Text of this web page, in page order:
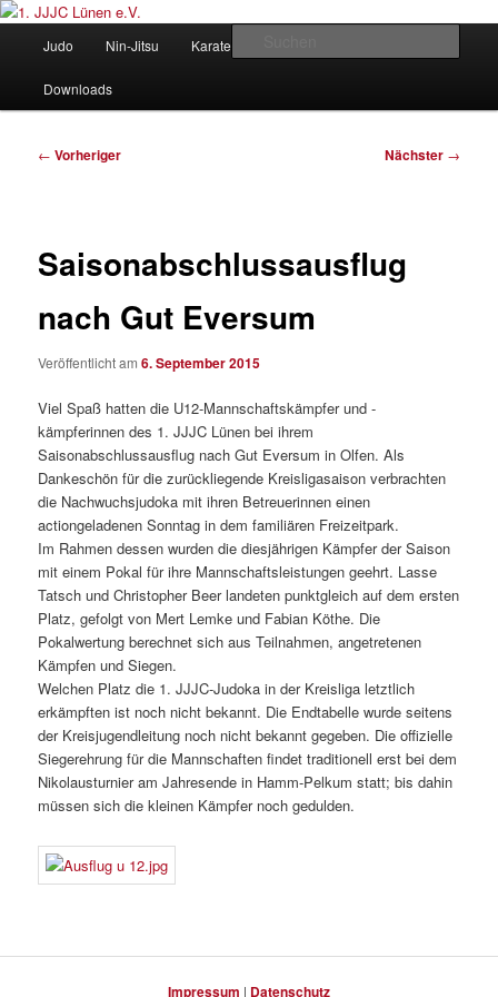
Zum
springen1. JJJC Lünen e.V.
Judo und Ninjitsu
Judo Nin-Jitsu Karate
Downloads
Beitragsnavigation
← Vorheriger Nächster →
Saisonabschlussausflug
nach Gut Eversum
Veröffentlicht am6. September 2015
Viel Spaß hatten die U12-Mannschaftskämpfer und -
kämpferinnen des 1. JJJC Lünen bei ihrem
Saisonabschlussausflug nach Gut Eversum in Olfen. Als
Dankeschön für die zurückliegende Kreisligasaison verbrachten
die Nachwuchsjudoka mit ihren Betreuerinnen einen
actiongeladenen Sonntag in dem familiären Freizeitpark.
Im Rahmen dessen wurden die diesjährigen Kämpfer der Saison
mit einem Pokal für ihre Mannschaftsleistungen geehrt. Lasse
Tatsch und Christopher Beer landeten punktgleich auf dem ersten
Platz, gefolgt von Mert Lemke und Fabian Köthe. Die
Pokalwertung berechnet sich aus Teilnahmen, angetretenen
Kämpfen und Siegen.
Welchen Platz die 1. JJJC-Judoka in der Kreisliga letztlich
erkämpften ist noch nicht bekannt. Die Endtabelle wurde seitens
der Kreisjugendleitung noch nicht bekannt gegeben. Die offizielle
Siegerehrung für die Mannschaften findet traditionell erst bei dem
Nikolausturnier am Jahresende in Hamm-Pelkum statt; bis dahin
müssen sich die kleinen Kämpfer noch gedulden.
Impressum | Datenschutz